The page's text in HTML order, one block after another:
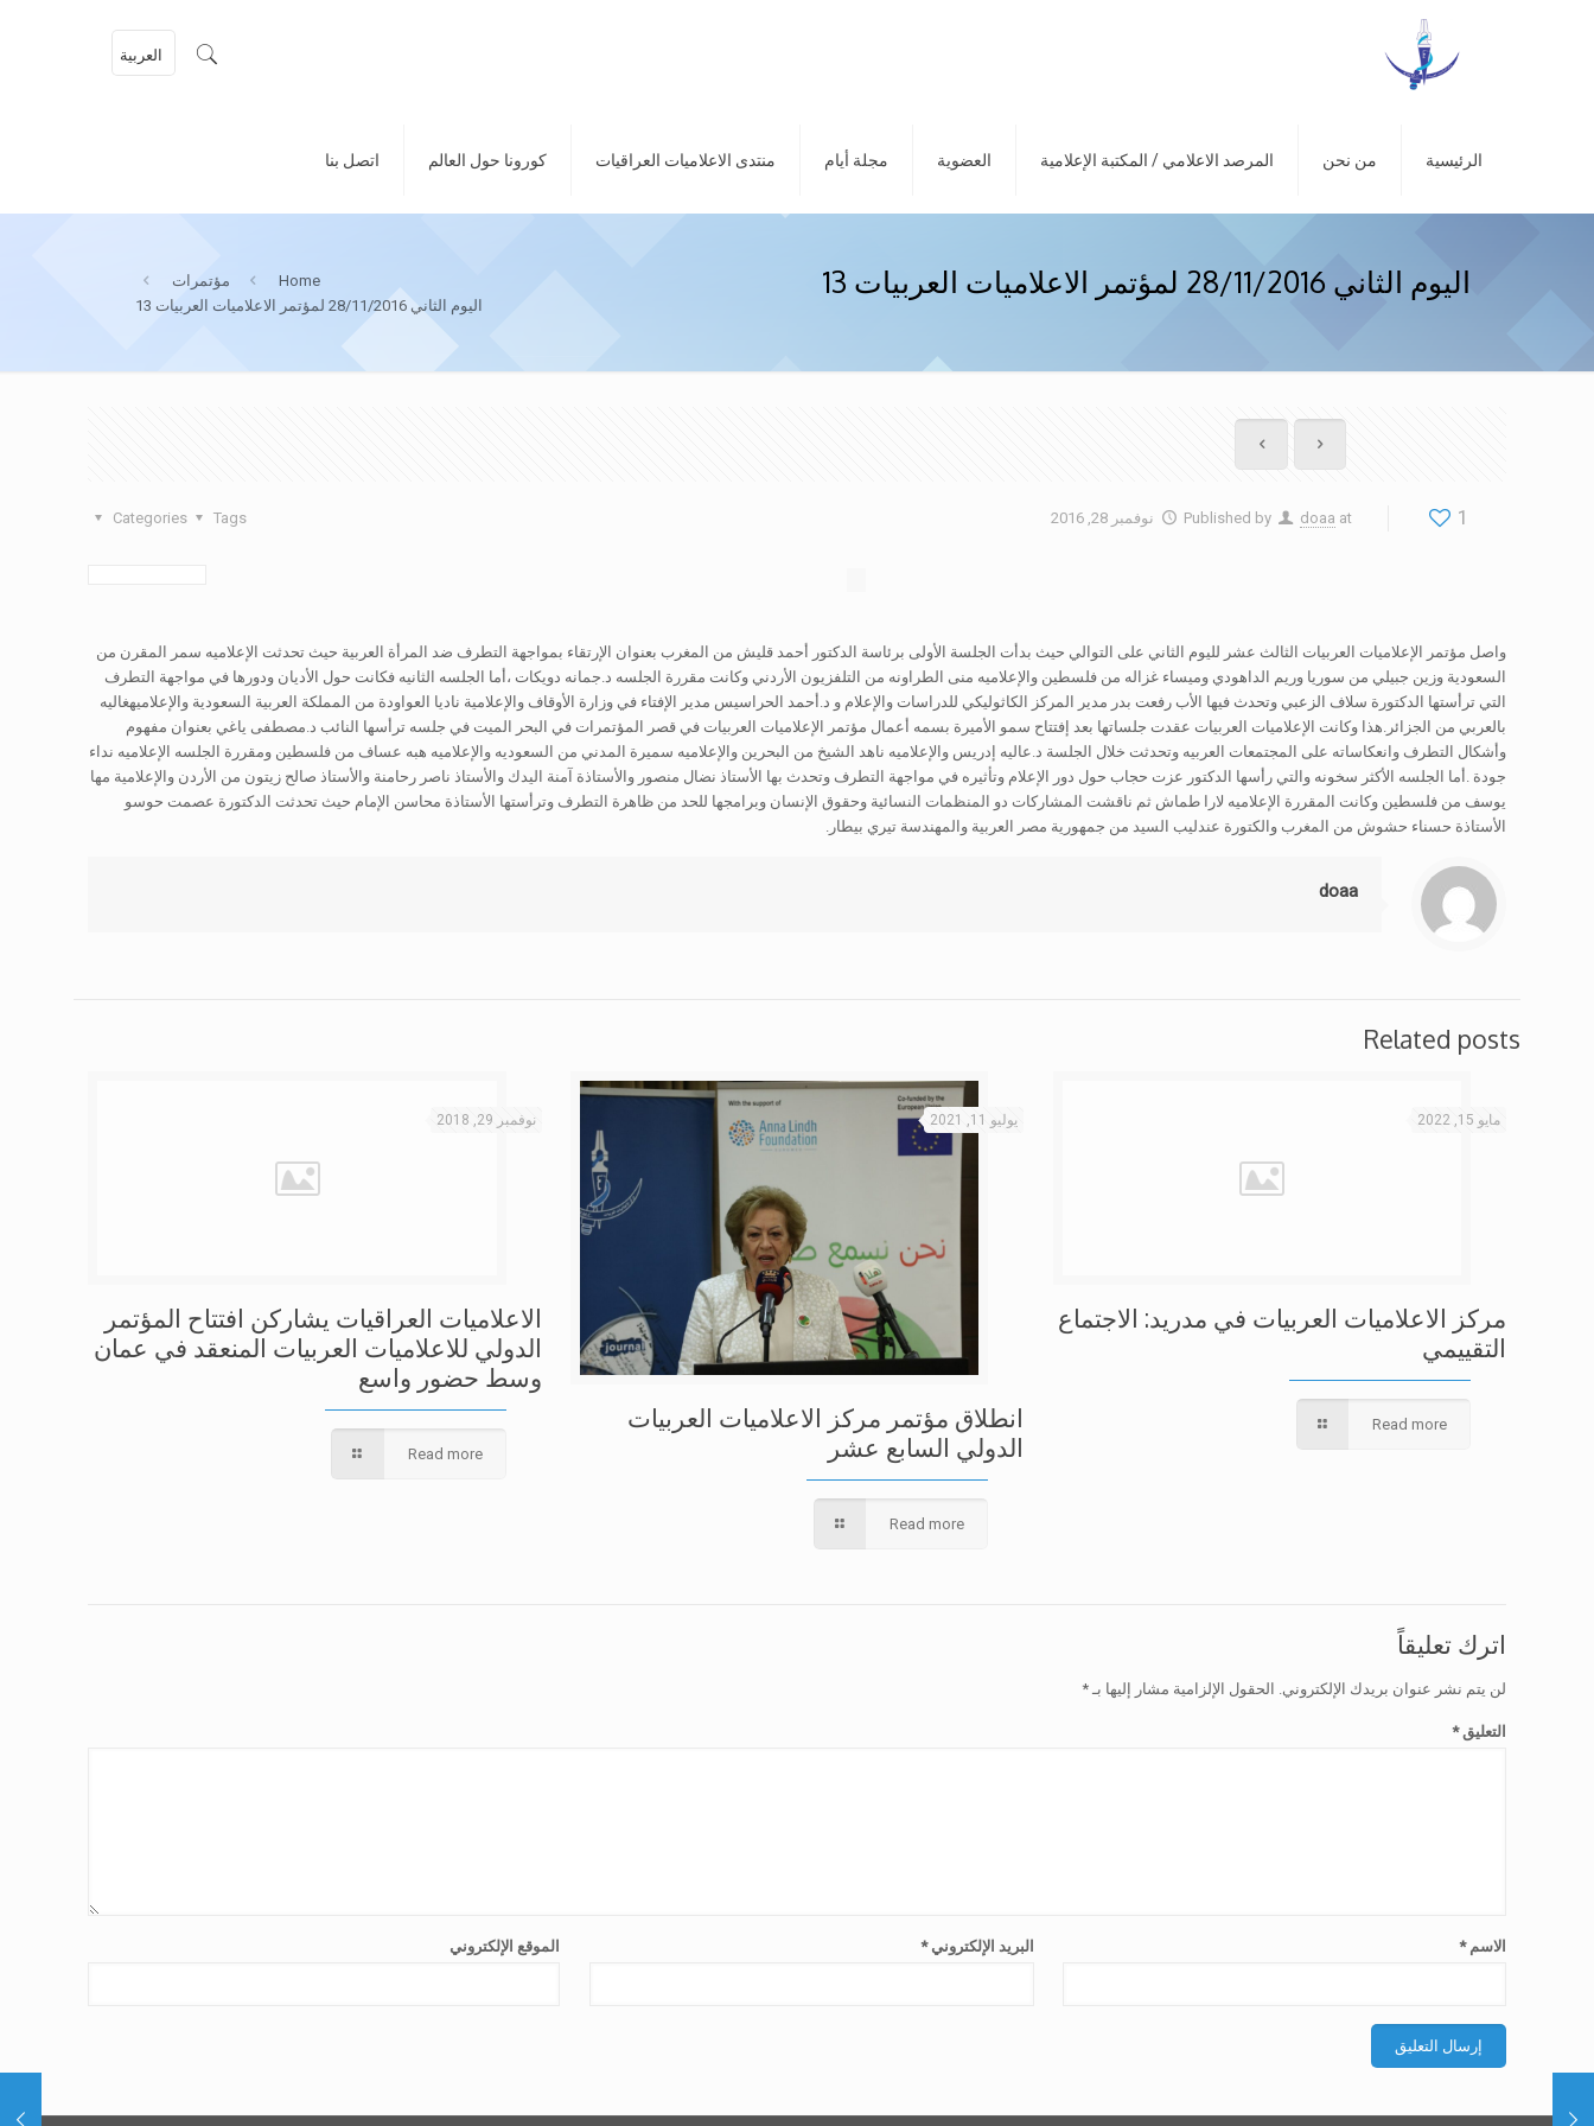
الرئيسية من نحن المرصد الاعلامي / المكتبة الإعلامية العضوية مجلة أيام منتدى الاعلاميات العراقيات كورونا حول العالم اتصل بنا
العربية
اليوم الثاني 28/11/2016 لمؤتمر الاعلاميات العربيات 13 Home
مؤتمرات
اليوم الثاني 28/11/2016 لمؤتمر الاعلاميات العربيات 13
1
Published by doaa at نوفمبر 28, 2016 Categories Tags
واصل مؤتمر الإعلاميات العربيات الثالث عشر لليوم الثاني على التوالي حيث بدأت الجلسة الأولى برئاسة الدكتور أحمد قليش من المغرب بعنوان الإرتقاء بمواجهة التطرف ضد المرأة العربية حيث تحدثت الإعلاميه سمر المقرن من
السعودية وزين جبيلي من سوريا وريم الداهودي وميساء غزاله من فلسطين والإعلاميه منى الطراونه من التلفزيون الأردني وكانت مقررة الجلسه د.جمانه دويكات ،أما الجلسه الثانيه فكانت حول الأديان ودورها في مواجهة التطرف
التي ترأستها الدكتورة سلاف الزعبي وتحدث فيها الأب رفعت بدر مدير المركز الكاثوليكي للدراسات والإعلام و د.أحمد الحراسيس مدير الإفتاء في وزارة الأوقاف والإعلامية ناديا العواودة من المملكة العربية السعودية والإعلاميهغاليه
بالعربي من الجزائر.هذا وكانت الإعلاميات العربيات عقدت جلساتها بعد إفتتاح سمو الأميرة بسمه أعمال مؤتمر الإعلاميات العربيات في قصر المؤتمرات في البحر الميت في جلسه ترأسها النائب د.مصطفى ياغي بعنوان مفهوم
وأشكال التطرف وانعكاساته على المجتمعات العربيه وتحدثت خلال الجلسة د.عاليه إدريس والإعلاميه ناهد الشيخ من البحرين والإعلاميه سميرة المدني من السعوديه والإعلاميه هبه عساف من فلسطين ومقررة الجلسه الإعلاميه نداء
جودة .أما الجلسه الأكثر سخونه والتي رأسها الدكتور عزت حجاب حول دور الإعلام وتأثيره في مواجهة التطرف وتحدث بها الأستاذ نضال منصور والأستاذة آمنة اليدك والأستاذ ناصر رحامنة والأستاذ صالح زيتون من الأردن والإعلامية مها
يوسف من فلسطين وكانت المقررة الإعلاميه لارا طماش ثم ناقشت المشاركات دو المنظمات النسائية وحقوق الإنسان وبرامجها للحد من ظاهرة التطرف وترأستها الأستاذة محاسن الإمام حيث تحدثت الدكتورة عصمت حوسو
الأستاذة حسناء حشوش من المغرب والكتورة عندليب السيد من جمهورية مصر العربية والمهندسة تيري بيطار.
doaa
Related posts
مايو 15, 2022
مركز الاعلاميات العربيات في مدريد: الاجتماع
التقييمي
Read more
يوليو 11, 2021
انطلاق مؤتمر مركز الاعلاميات العربيات
الدولي السابع عشر
Read more
نوفمبر 29, 2018
الاعلاميات العراقيات يشاركن افتتاح المؤتمر
الدولي للاعلاميات العربيات المنعقد في عمان
وسط حضور واسع
Read more
اترك تعليقاً
لن يتم نشر عنوان بريدك الإلكتروني. الحقول الإلزامية مشار إليها بـ*
التعليق*
الاسم* البريد الإلكتروني* الموقع الإلكتروني